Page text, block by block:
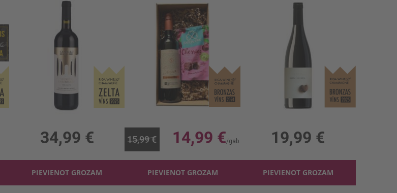
Baltv. Domaine Colbois Bourgogne Chitry 13% Sarkanv. Castello Trebbio Lastricato 14%
34,99 €
PIEVIENOT GROZAM
Dāvanu kompl. Tumšās Nianses
15,99 € 14,99 €
PIEVIENOT GROZAM
Sarkanv. Verum Maria Victoria Malbec 14%
19,99 €
PIEVIENOT GROZAM